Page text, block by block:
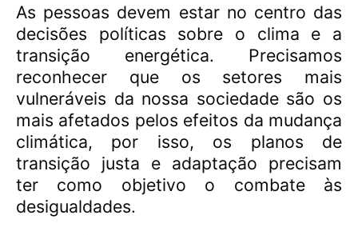
As pessoas devem estar no centro das
decisões políticas sobre o clima e a
transição energética. Precisamos
reconhecer que os setores mais
vulneráveis da nossa sociedade são os
mais afetados pelos efeitos da mudança
climática, por isso, os planos de
transição justa e adaptação precisam
ter como objetivo o combate às
desigualdades.